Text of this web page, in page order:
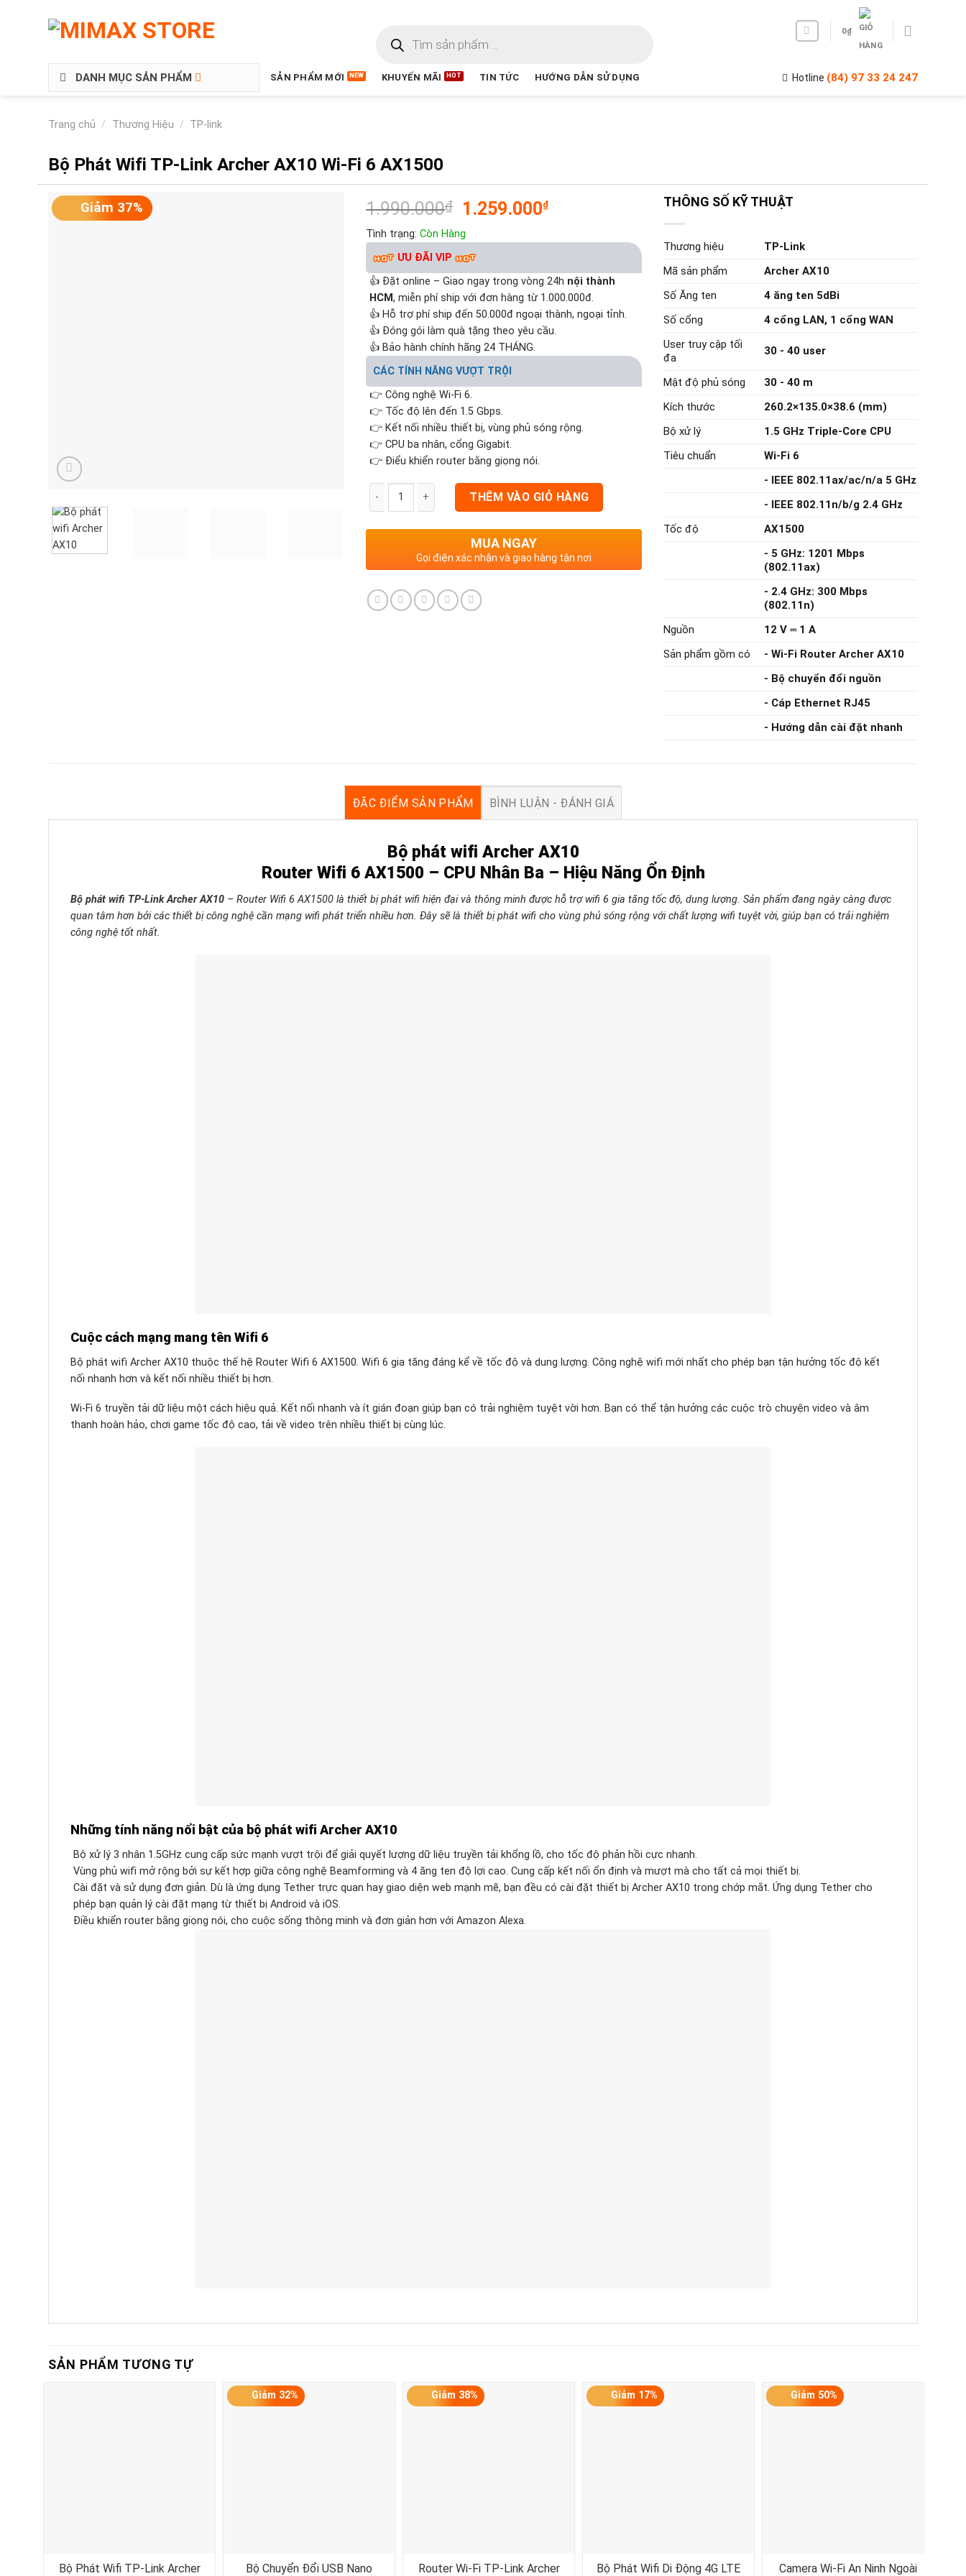
0₫
DANH MỤC SẢN PHẨM SẢN PHẨM MỚI KHUYẾN MÃI TIN TỨC HƯỚNG DẪN SỬ DỤNG Hotline (84) 97 33 24 247
Trang chủ / Thương Hiệu / TP-link
Bộ Phát Wifi TP-Link Archer AX10 Wi-Fi 6 AX1500
Giảm 37% 1.990.000₫ 1.259.000₫
Tình trạng: Còn Hàng
ƯU ĐÃI VIP
👍 Đặt online – Giao ngay trong vòng 24h nội thành
HCM, miễn phí ship với đơn hàng từ 1.000.000đ.
👍 Hỗ trợ phí ship đến 50.000đ ngoại thành, ngoại tỉnh.
👍 Đóng gói làm quà tặng theo yêu cầu.
👍 Bảo hành chính hãng 24 THÁNG.
CÁC TÍNH NĂNG VƯỢT TRỘI
👉 Công nghệ Wi-Fi 6.
👉 Tốc độ lên đến 1.5 Gbps.
👉 Kết nối nhiều thiết bị, vùng phủ sóng rộng.
👉 CPU ba nhân, cổng Gigabit.
👉 Điểu khiển router bằng giọng nói.
THÊM VÀO GIỎ HÀNG
MUA NGAY
Gọi điện xác nhận và giao hàng tận nơi
THÔNG SỐ KỸ THUẬT
Thương hiệu
TP-Link
Mã sản phẩm
Archer AX10
Số Ăng ten
4 ăng ten 5dBi
Số cổng
4 cổng LAN, 1 cổng WAN
User truy cập tối
đa
30 - 40 user
Mật độ phủ sóng
30 - 40 m
Kích thước
260.2×135.0×38.6 (mm)
Bộ xử lý
1.5 GHz Triple-Core CPU
Tiêu chuẩn
Wi-Fi 6
- IEEE 802.11ax/ac/n/a 5 GHz
- IEEE 802.11n/b/g 2.4 GHz
Tốc độ
AX1500
- 5 GHz: 1201 Mbps
(802.11ax)
- 2.4 GHz: 300 Mbps
(802.11n)
Nguồn
12 V ⎓ 1 A
Sản phẩm gồm có
- Wi-Fi Router Archer AX10
- Bộ chuyển đổi nguồn
- Cáp Ethernet RJ45
- Hướng dẫn cài đặt nhanh
ĐẶC ĐIỂM SẢN PHẨM BÌNH LUẬN - ĐÁNH GIÁ
Bộ phát wifi Archer AX10
Router Wifi 6 AX1500 – CPU Nhân Ba – Hiệu Năng Ổn Định
Bộ phát wifi TP-Link Archer AX10 – Router Wifi 6 AX1500 là thiết bị phát wifi hiện đại và thông minh được hỗ trợ wifi 6 gia tăng tốc độ, dung lượng. Sản phẩm đang ngày càng được
quan tâm hơn bởi các thiết bị công nghệ cần mạng wifi phát triển nhiều hơn. Đây sẽ là thiết bị phát wifi cho vùng phủ sóng rộng với chất lượng wifi tuyệt vời, giúp bạn có trải nghiệm
công nghệ tốt nhất.
Cuộc cách mạng mang tên Wifi 6
Bộ phát wifi Archer AX10 thuộc thế hệ Router Wifi 6 AX1500. Wifi 6 gia tăng đáng kể về tốc độ và dung lượng. Công nghệ wifi mới nhất cho phép bạn tận hưởng tốc độ kết
nối nhanh hơn và kết nối nhiều thiết bị hơn.
Wi-Fi 6 truyền tải dữ liệu một cách hiệu quả. Kết nối nhanh và ít gián đoạn giúp bạn có trải nghiệm tuyệt vời hơn. Bạn có thể tận hưởng các cuộc trò chuyện video và âm
thanh hoàn hảo, chơi game tốc độ cao, tải về video trên nhiều thiết bị cùng lúc.
Những tính năng nổi bật của bộ phát wifi Archer AX10
Bộ xử lý 3 nhân 1.5GHz cung cấp sức mạnh vượt trội để giải quyết lượng dữ liệu truyền tải khổng lồ, cho tốc độ phản hồi cực nhanh.
Vùng phủ wifi mở rộng bởi sự kết hợp giữa công nghệ Beamforming và 4 ăng ten độ lợi cao. Cung cấp kết nối ổn định và mượt mà cho tất cả mọi thiết bị.
Cài đặt và sử dụng đơn giản. Dù là ứng dụng Tether trực quan hay giao diện web mạnh mẽ, bạn đều có cài đặt thiết bị Archer AX10 trong chớp mắt. Ứng dụng Tether cho
phép bạn quản lý cài đặt mạng từ thiết bị Android và iOS.
Điều khiển router bằng giọng nói, cho cuộc sống thông minh và đơn giản hơn với Amazon Alexa.
SẢN PHẨM TƯƠNG TỰ
Bộ Phát Wifi TP-Link Archer
Giảm 32%
Bộ Chuyển Đổi USB Nano
Giảm 38%
Router Wi-Fi TP-Link Archer
Giảm 17%
Bộ Phát Wifi Di Động 4G LTE
Giảm 50%
Camera Wi-Fi An Ninh Ngoài